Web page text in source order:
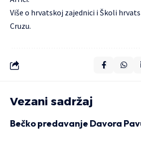
Više o hrvatskoj zajednici i Školi
Cruzu.
Vezani sadržaj
Bečko predavanje Davora